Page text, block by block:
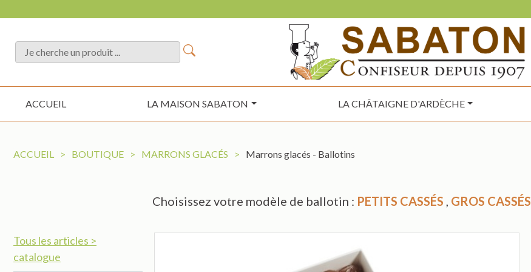
ACCUEIL LA MAISON SABATON LA CHÂTAIGNE D'ARDÈCHE
ACCUEIL > BOUTIQUE > MARRONS GLACÉS > Marrons glacés - Ballotins
Choisissez votre modèle de ballotin : PETITS CASSÉS GROS CASSÉS
Tous les articles >
catalogue